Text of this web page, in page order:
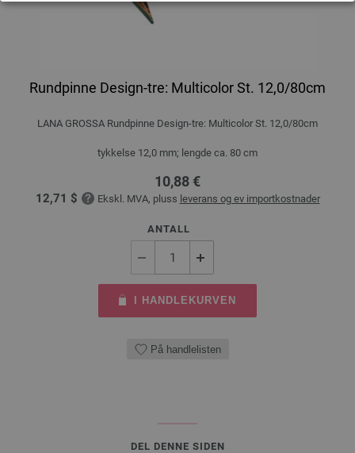
Rundpinne Design-tre: Multicolor St. 12,0/80cm
LANA GROSSA Rundpinne Design-tre: Multicolor St. 12,0/80cm
tykkelse 12,0 mm; lengde ca. 80 cm
10,88 €
12,71 $ Ekskl. MVA, pluss leverans og ev importkostnader
ANTALL
I HANDLEKURVEN
På handlelisten
DEL DENNE SIDEN